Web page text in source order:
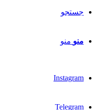
جستجو
منو منو
Instagram
Telegram